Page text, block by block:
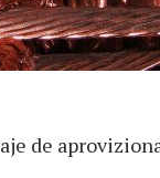
de